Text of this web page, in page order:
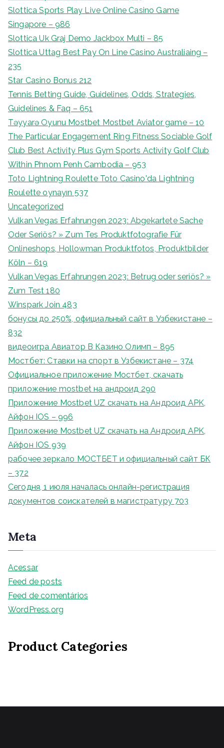
Slottica Sports Play Live Online Casino Game
Singapore – 986
Slottica Uk Graj Demo Jackbox Multi – 85
Slottica Uttag Best Pay On Line Casino Australiaing –
235
Star Casino Bonus 212
Tennis Betting Guide, Guidelines, Odds, Strategies,
Guidelines & Faq – 651
Təyyarə Oyunu Mostbet Mostbet Aviator game – 10
The Particular Engagement Ring Fitness Sociable Golf
Club Best Activity Plus Gym Sports Activity Golf Club
Within Phnom Penh Cambodia – 953
Toto Lightning Roulette Toto Casino'da Lightning
Roulette oynayın 537
Uncategorized
Vulkan Vegas Erfahrungen 2023: Abgekartete Sache
Oder Seriös? » Zum Tes Produktfotografie Für
Onlineshops, Hollowman Produktfotos, Produktbilder
Köln – 619
Vulkan Vegas Erfahrungen 2023: Betrug oder seriös? »
Zum Test 180
Winspark Join 483
бонусы до 250%, официальный сайт в Узбекистане –
832
видеоигра Авиатор В Казино Олимп – 895
Мостбет: Ставки на спорт в Узбекистане – 374
Официальное приложение Мостбет, скачать
приложение mostbet на андроид 290
Приложение Mostbet UZ скачать на Андроид APK,
Айфон IOS – 996
Приложение Mostbet UZ скачать на Андроид APK,
Айфон IOS 939
рабочее зеркало МОСТБЕТ и официальный сайт БК
– 372
Сегодня, 1 июля началась онлайн-регистрация
документов соискателей в магистратуру 703
Meta
Acessar
Feed de posts
Feed de comentários
WordPress.org
Product Categories